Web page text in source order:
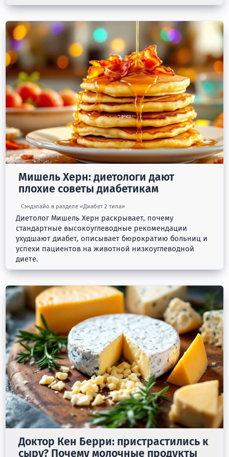
Мишель Херн: диетологи дают
плохие советы диабетикам
Сэндэлайо в разделе «Диабет 2 типа»
Диетолог Мишель Херн раскрывает, почему
стандартные высокоуглеводные рекомендации
ухудшают диабет, описывает бюрократию больниц и
успехи пациентов на животной низкоуглеводной
диете.
Доктор Кен Берри: пристрастились к
сыру? Почему молочные продукты